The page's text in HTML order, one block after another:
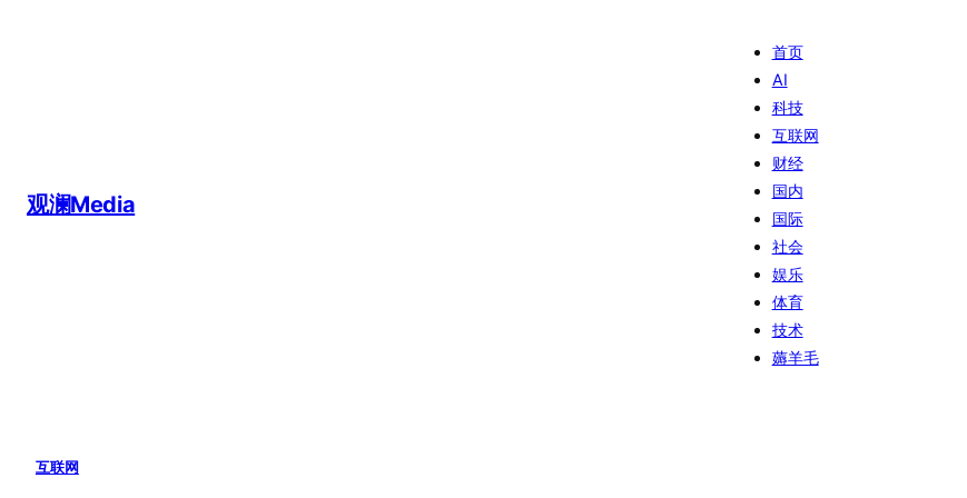
观澜Media
首页
AI
科技
互联网
财经
国内
国际
社会
娱乐
体育
技术
薅羊毛
互联网